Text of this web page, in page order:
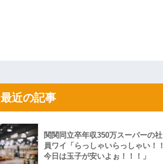
最近の記事
関関同立卒年収350万スーパーの社
員ワイ「らっしゃいらっしゃい！！
今日は玉子が安いよぉ！！！」